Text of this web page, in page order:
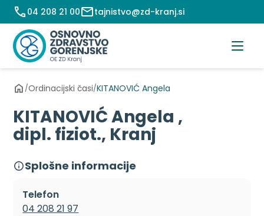
Preskoči
na
vsebino
04 208 21 00 tajnistvo@zd-kranj.si
/Ordinacijski časi/KITANOVIĆ Angela
KITANOVIĆ Angela ,
dipl. fiziot., Kranj
Splošne informacije
Telefon
04 208 21 97